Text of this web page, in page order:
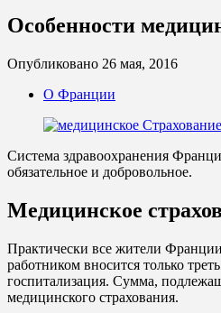
Особенности
Опубликовано 26 мая, 2016
О Франции
Система здравоохранения
обязательное и добровольное.
Медицинское
Практически все жители
работником вносится только
госпитализация. Сумма,
медицинского страхования.